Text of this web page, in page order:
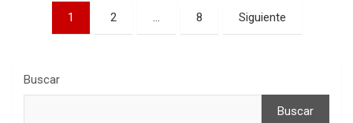
Paginación
1 2 … 8 Siguiente
Buscar
Buscar